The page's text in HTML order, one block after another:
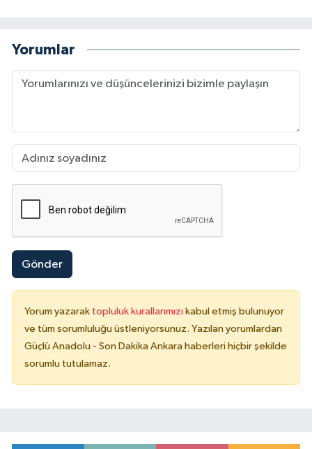
Yorumlar
Gönder
Yorum yazarak topluluk kurallarımızı kabul etmiş bulunuyor
ve tüm sorumluluğu üstleniyorsunuz. Yazılan yorumlardan
Güçlü Anadolu - Son Dakika Ankara haberleri hiçbir şekilde
sorumlu tutulamaz.